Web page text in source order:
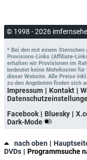
© 1998 - 2026
* Bei den mit einem Sternchen
Provisions-Links (Affiliate-
erhalten wir Provisionen im
bedeutet keine Mehrkosten für
dieser Website. Alle Preise
zu den Angeboten finden sich
Impressum Kontakt
Facebook
Bluesky
Dark-Mode
nach oben
DVDs
Programmsuche